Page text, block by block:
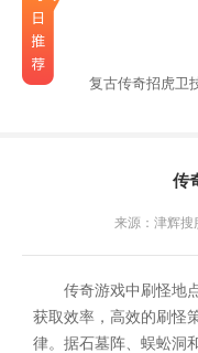
复古传奇招虎卫
传
来源：津辉搜
传奇游戏中刷怪地
获取效率，高效的刷怪
律。据石墓阵、蜈蚣洞